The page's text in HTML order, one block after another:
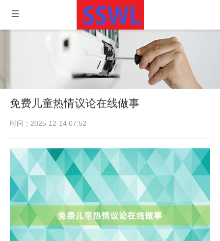
免费儿童热情议论在线做事
时间：2025-12-14 07:52